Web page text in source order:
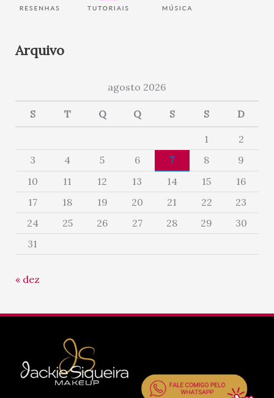
Arquivo
agosto 2026
S T Q Q S S D
1
2
3
4 5 6 7 8
9
10
11 12 13 14 15
16
17
18 19 20 21 22
23
24
25 26 27 28 29
30
31
« dez